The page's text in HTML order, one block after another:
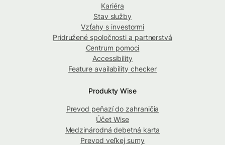
Kariéra
Stav služby
Vzťahy s investormi
Pridružené spoločnosti a partnerstvá
Centrum pomoci
Accessibility
Feature availability checker
Produkty Wise
Prevod peňazí do zahraničia
Účet Wise
Medzinárodná debetná karta
Prevod veľkej sumy